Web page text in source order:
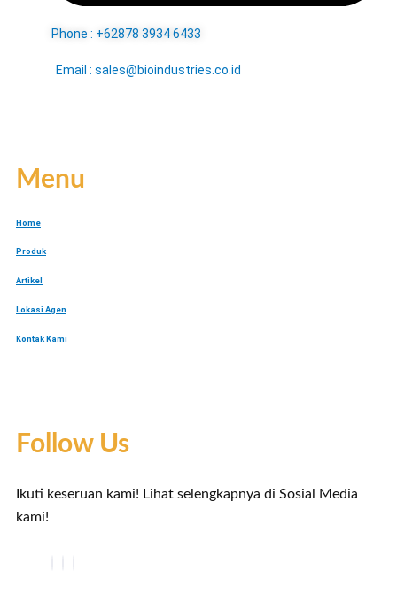
Phone : +62878 3934 6433
Email : sales@bioindustries.co.id
Menu
Home
Produk
Artikel
Lokasi Agen
Kontak Kami
Follow Us
Ikuti keseruan kami! Lihat selengkapnya di Sosial Media
kami!